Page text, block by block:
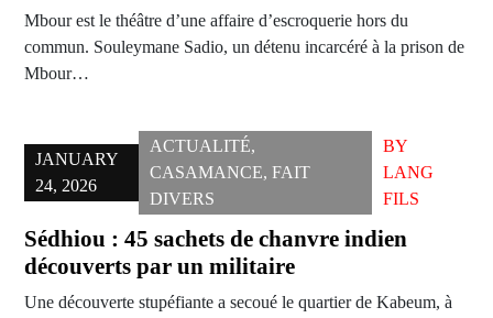
Mbour est le théâtre d’une affaire d’escroquerie hors du
commun. Souleymane Sadio, un détenu incarcéré à la prison de
Mbour…
JANUARY
24, 2026
ACTUALITÉ,
CASAMANCE, FAIT
DIVERS
BY
LANG
FILS
Sédhiou : 45 sachets de chanvre indien
découverts par un militaire
Une découverte stupéfiante a secoué le quartier de Kabeum, à